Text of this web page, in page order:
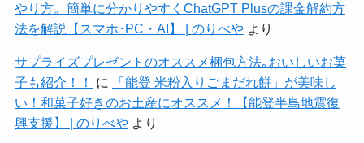
やり方。簡単に分かりやすくChatGPT Plusの課金解約方
法を解説【スマホ･PC・AI】 | のりべやより
サプライズプレゼントのオススメ梱包方法｡おいしいお菓
子も紹介！！
に
「能登 米粉入りごまだれ餅」が美味し
い！和菓子好きのお土産にオススメ！【能登半島地震復
興支援】 | のりべやより